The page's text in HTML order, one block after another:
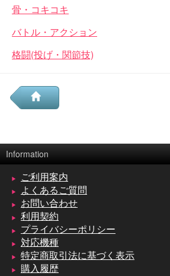
骨・コキコキ
バトル・アクション
格闘(投げ・関節技)
Information
ご利用案内
よくあるご質問
お問い合わせ
利用契約
プライバシーポリシー
対応機種
特定商取引法に基づく表示
購入履歴